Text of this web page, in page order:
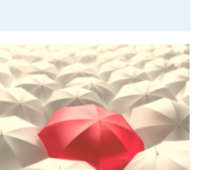
verbunden mit Grundl. der